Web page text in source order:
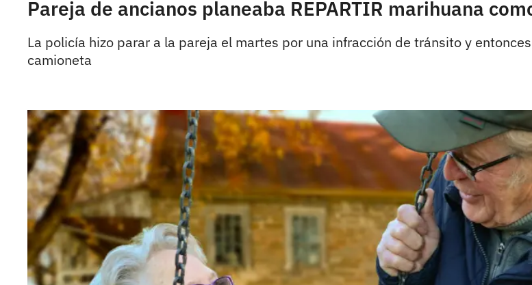
Pareja de ancianos planeaba REPARTIR marihuana
La policía hizo parar a la pareja el martes por una infracción de tránsito y
camioneta